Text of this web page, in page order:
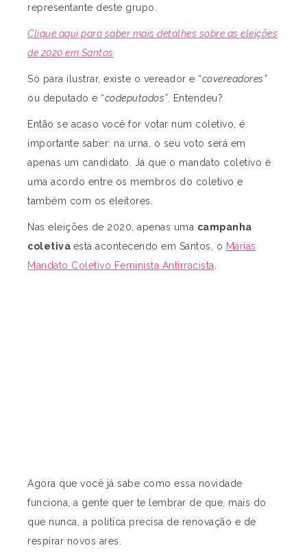
representante deste grupo.
Clique aqui para saber mais detalhes sobre as eleições
de 2020 em Santos
Só para ilustrar, existe o vereador e “covereadores”
ou deputado e “codeputados”. Entendeu?
Então se acaso você for votar num coletivo, é
importante saber: na urna, o seu voto será em
apenas um candidato. Já que o mandato coletivo é
uma acordo entre os membros do coletivo e
também com os eleitores.
Nas eleições de 2020, apenas uma campanha
coletiva está acontecendo em Santos, o Marias
Mandato Coletivo Feminista Antirracista.
Agora que você já sabe como essa novidade
funciona, a gente quer te lembrar de que, mais do
que nunca, a política precisa de renovação e de
respirar novos ares.